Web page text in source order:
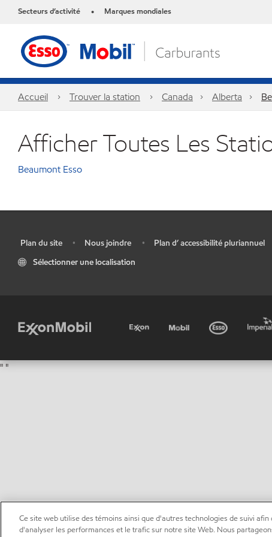
Secteurs d’activité • Marques mondiales
Accueil Trouver la station Canada Alberta
Afficher Toutes Les
Beaumont Esso
Plan du site • Nous joindre •
Plan d’ accessibilité pluriannuel
Sélectionner une localisation
Ce site web utilise des témoins ainsi que d'autres technologies de suivi
d'analyser les performances et le trafic sur notre site Web. Nous
""